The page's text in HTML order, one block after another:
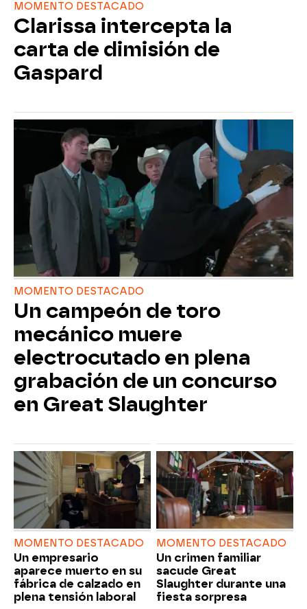
MOMENTO DESTACADO
Clarissa intercepta la
carta de dimisión de
Gaspard
MOMENTO DESTACADO
Un campeón de toro
mecánico muere
electrocutado en plena
grabación de un concurso
en Great Slaughter
MOMENTO DESTACADO
Un empresario
aparece muerto en su
fábrica de calzado en
plena tensión laboral
MOMENTO DESTACADO
Un crimen familiar
sacude Great
Slaughter durante una
fiesta sorpresa